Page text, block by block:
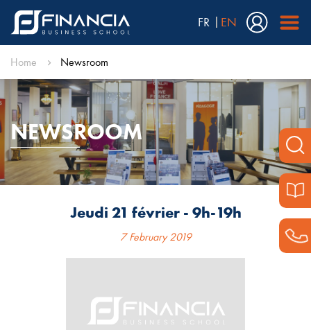
FR EN
Home Newsroom
NEWSROOM
Jeudi 21 février - 9h-19h
7 February 2019